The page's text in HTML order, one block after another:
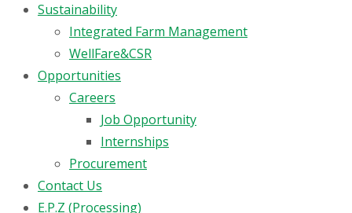
Sustainability
Integrated Farm Management
WellFare&CSR
Opportunities
Careers
Job Opportunity
Internships
Procurement
Contact Us
E.P.Z (Processing)